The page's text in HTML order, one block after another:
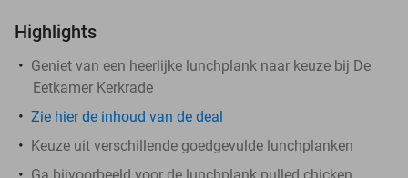
Highlights
Geniet van een heerlijke lunchplank naar keuze bij De
Eetkamer Kerkrade
Zie hier de inhoud van de deal
Keuze uit verschillende goedgevulde lunchplanken